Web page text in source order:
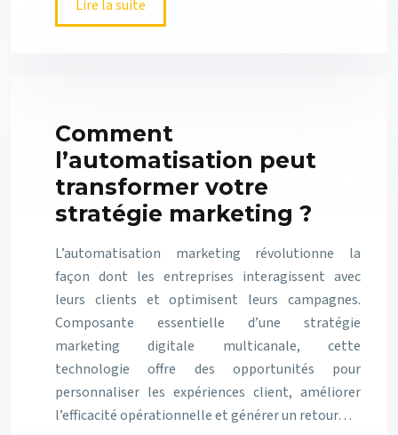
Lire la suite
Comment
l’automatisation peut
transformer votre
stratégie marketing ?
L’automatisation marketing révolutionne la
façon dont les entreprises interagissent avec
leurs clients et optimisent leurs campagnes.
Composante essentielle d’une stratégie
marketing digitale multicanale, cette
technologie offre des opportunités pour
personnaliser les expériences client, améliorer
l’efficacité opérationnelle et générer un retour…